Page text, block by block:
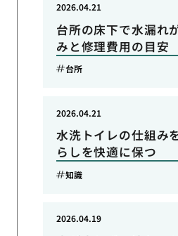
台所の床下で水漏れ
みと修理費用の目安
2026.04.21
台所
水洗トイレの仕組み
らしを快適に保つ
2026.04.21
知識
2026.04.19